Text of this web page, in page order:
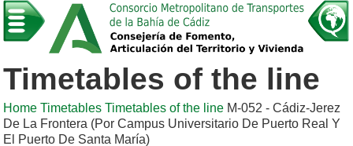
Timetables of the line
Home Timetables Timetables of the line M-052 - Cádiz-Jerez
De La Frontera (Por Campus Universitario De Puerto Real Y
El Puerto De Santa María)